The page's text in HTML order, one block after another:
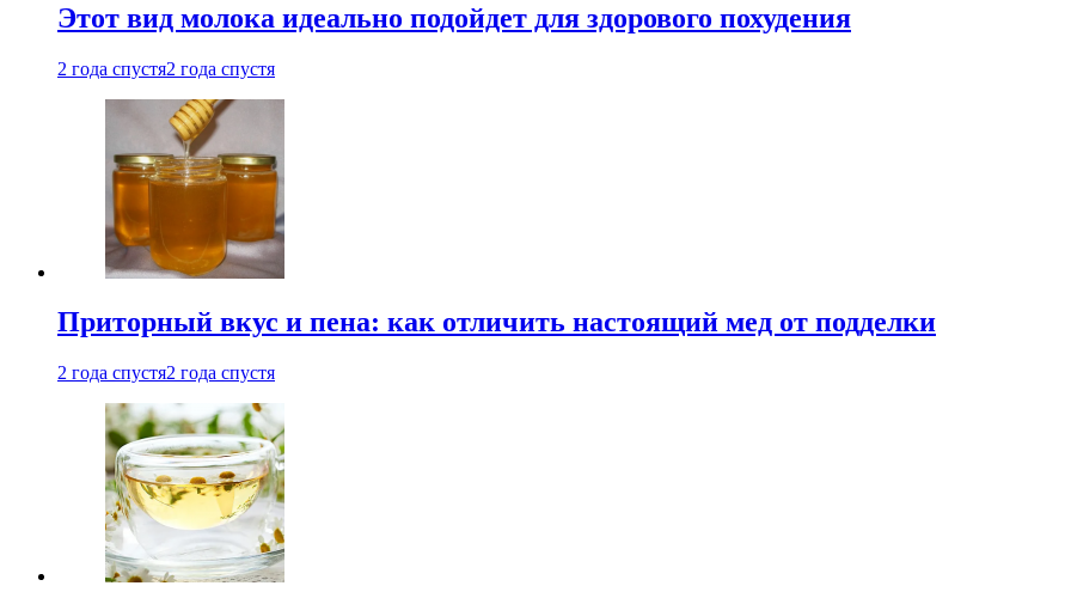
Этот вид молока идеально подойдет для здорового похудения
2 года спустя2 года спустя
Приторный вкус и пена: как отличить настоящий мед от подделки
2 года спустя2 года спустя